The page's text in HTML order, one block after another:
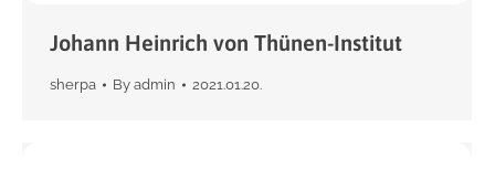
Johann Heinrich von Thünen-Institut
sherpa By admin 2021.01.20.